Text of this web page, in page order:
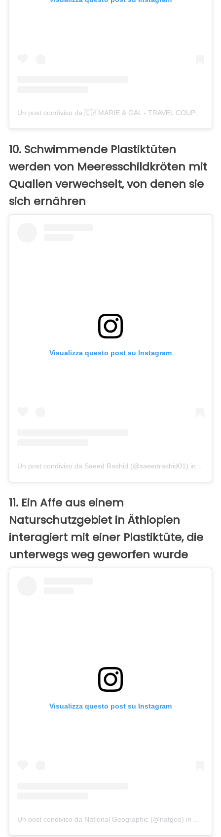
Un post condiviso da 🇨🇦MARIE & GAL - TRAVEL COUPLE (@madetwotravel)
10. Schwimmende Plastiktüten
werden von Meeresschildkröten mit
Quallen verwechselt, von denen sie
sich ernähren
Visualizza questo post su Instagram
Un post condiviso da Saeed Rashid (@saeedrashid01) in data:
11. Ein Affe aus einem
Naturschutzgebiet in Äthiopien
interagiert mit einer Plastiktüte, die
unterwegs weg geworfen wurde
Visualizza questo post su Instagram
Un post condiviso da National Geographic (@natgeo) in data: